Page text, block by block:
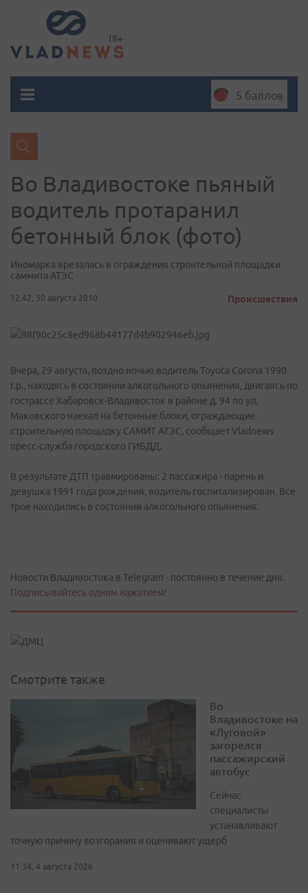
5 баллов
Во Владивостоке пьяный
водитель протаранил
бетонный блок (фото)
Иномарка врезалась в ограждения строительной площадки
саммита АТЭС
12:42, 30 августа 2010 Происшествия
Вчера, 29 августа, поздно ночью водитель Toyota Corona 1990
г.р., находясь в состоянии алкогольного опьянения, двигаясь по
гострассе Хабаровск-Владивосток в районе д. 94 по ул.
Маковского наехал на бетонные блоки, ограждающие
строительную площадку САМИТ АТЭС, сообщает Vladnews
пресс-служба городского ГИБДД.
В результате ДТП травмированы: 2 пассажира - парень и
девушка 1991 года рождения, водитель госпитализирован. Все
трое находились в состоянии алкогольного опьянения.
Новости Владивостока в Telegram - постоянно в течение дня.
Подписывайтесь одним нажатием!
Смотрите также
Во
Владивостоке на
«Луговой»
загорелся
пассажирский
автобус
Сейчас
специалисты
устанавливают
точную причину возгорания и оценивают ущерб
11:34, 4 августа 2026